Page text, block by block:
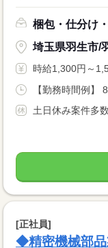
梱包・仕分け
埼玉県羽生市/
時給1,300円～
【勤務時間例】
土日休み案件多数
[正社員]
◆精密機械部